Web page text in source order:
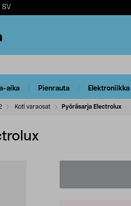
SV
aika Pienrauta Elektroniikka
Koti varaosat Pyöräsarja Electrolux